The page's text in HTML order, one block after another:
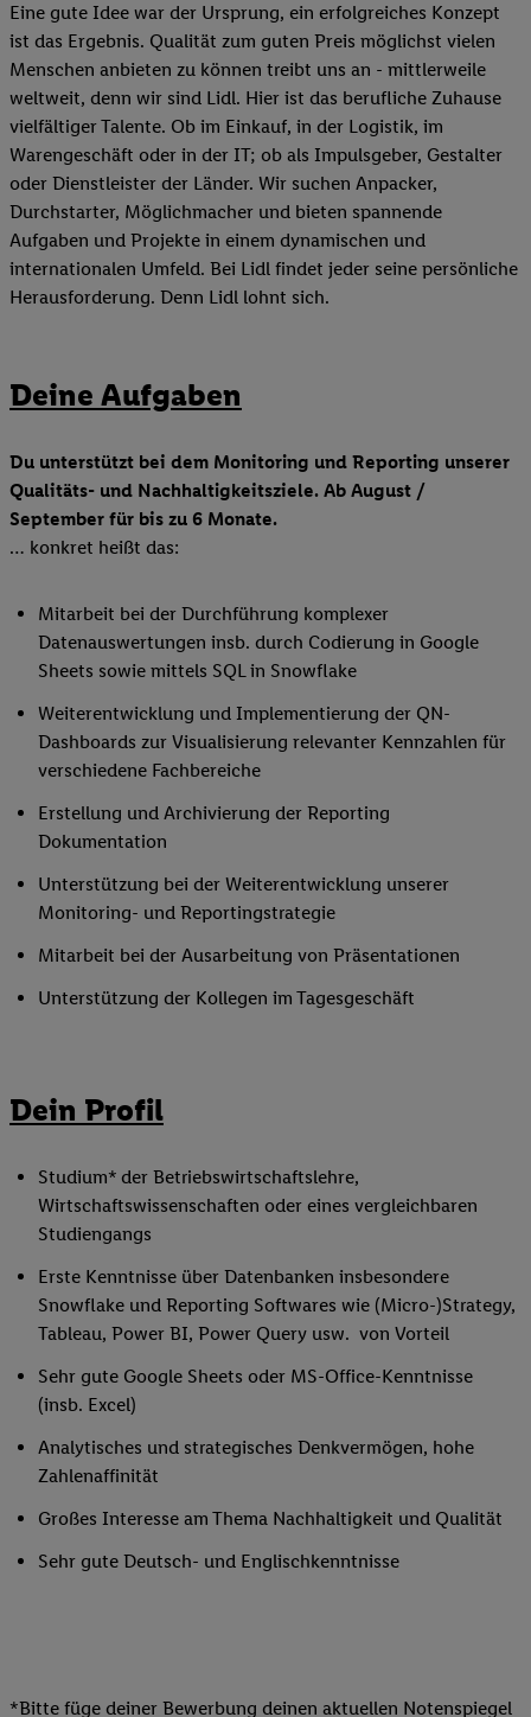
Eine gute Idee war der Ursprung, ein erfolgreiches Konzept
ist das Ergebnis. Qualität zum guten Preis möglichst vielen
Menschen anbieten zu können treibt uns an - mittlerweile
weltweit, denn wir sind Lidl. Hier ist das berufliche Zuhause
vielfältiger Talente. Ob im Einkauf, in der Logistik, im
Warengeschäft oder in der IT; ob als Impulsgeber, Gestalter
oder Dienstleister der Länder. Wir suchen Anpacker,
Durchstarter, Möglichmacher und bieten spannende
Aufgaben und Projekte in einem dynamischen und
internationalen Umfeld. Bei Lidl findet jeder seine persönliche
Herausforderung. Denn Lidl lohnt sich.
Deine Aufgaben
Du unterstützt bei dem Monitoring und Reporting unserer
Qualitäts- und Nachhaltigkeitsziele. Ab August /
September für bis zu 6 Monate.
… konkret heißt das:
Mitarbeit bei der Durchführung komplexer
Datenauswertungen insb. durch Codierung in Google
Sheets sowie mittels SQL in Snowflake
Weiterentwicklung und Implementierung der QN-
Dashboards zur Visualisierung relevanter Kennzahlen für
verschiedene Fachbereiche
Erstellung und Archivierung der Reporting
Dokumentation
Unterstützung bei der Weiterentwicklung unserer
Monitoring- und Reportingstrategie
Mitarbeit bei der Ausarbeitung von Präsentationen
Unterstützung der Kollegen im Tagesgeschäft
Dein Profil
Studium* der Betriebswirtschaftslehre,
Wirtschaftswissenschaften oder eines vergleichbaren
Studiengangs
Erste Kenntnisse über Datenbanken insbesondere
Snowflake und Reporting Softwares wie (Micro-)Strategy,
Tableau, Power BI, Power Query usw. von Vorteil
Sehr gute Google Sheets oder MS-Office-Kenntnisse
(insb. Excel)
Analytisches und strategisches Denkvermögen, hohe
Zahlenaffinität
Großes Interesse am Thema Nachhaltigkeit und Qualität
Sehr gute Deutsch- und Englischkenntnisse
*Bitte füge deiner Bewerbung deinen aktuellen Notenspiegel